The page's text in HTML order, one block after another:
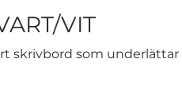
VIT
skrivbord som